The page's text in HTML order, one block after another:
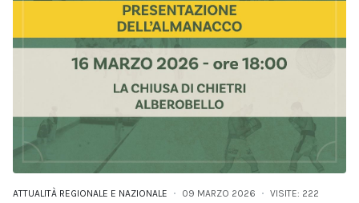
ATTUALITÀ REGIONALE E NAZIONALE 09 MARZO 2026 VISITE: 222